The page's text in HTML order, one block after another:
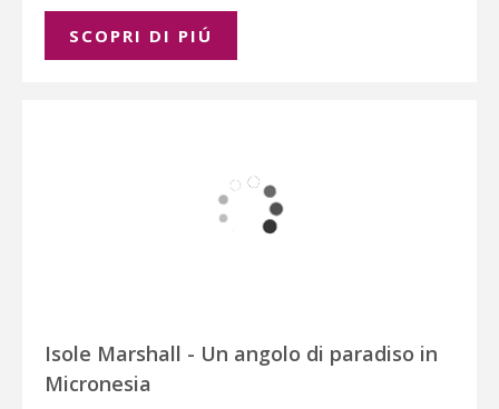
SCOPRI DI PIÚ
Isole Marshall - Un angolo di paradiso in
Micronesia